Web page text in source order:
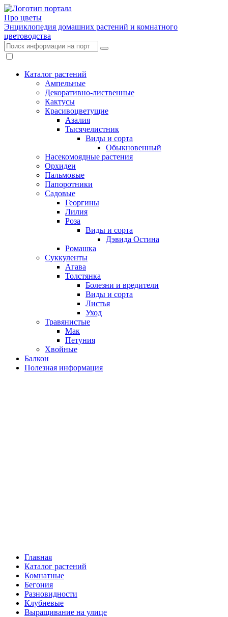
Про цветы
Энциклопедия домашних растений и комнатного
цветоводства
Каталог растений
Ампельные
Декоративно-лиственные
Кактусы
Красивоцветущие
Азалия
Тысячелистник
Виды и сорта
Обыкновенный
Насекомоядные растения
Орхидеи
Пальмовые
Папоротники
Садовые
Георгины
Лилия
Роза
Виды и сорта
Дэвида Остина
Ромашка
Суккуленты
Агава
Толстянка
Болезни и вредители
Виды и сорта
Листья
Уход
Травянистые
Мак
Петуния
Хвойные
Балкон
Полезная информация
Главная
Каталог растений
Комнатные
Бегония
Разновидности
Клубневые
Выращивание на улице